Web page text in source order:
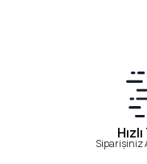
Siparişiniz